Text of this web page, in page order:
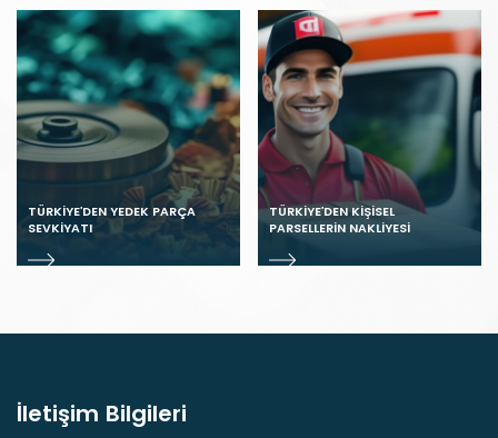
TÜRKIYE’DEN YEDEK PARÇA
SEVKIYATI
TÜRKIYE’DEN KIŞISEL
PARSELLERIN NAKLIYESI
İletişim Bilgileri